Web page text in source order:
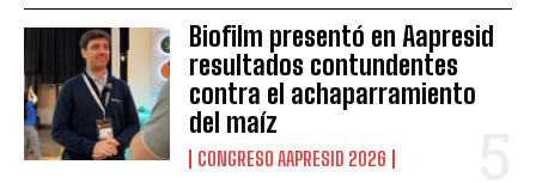
Biofilm presentó en Aapresid
resultados contundentes
contra el achaparramiento
del maíz
CONGRESO AAPRESID 2026